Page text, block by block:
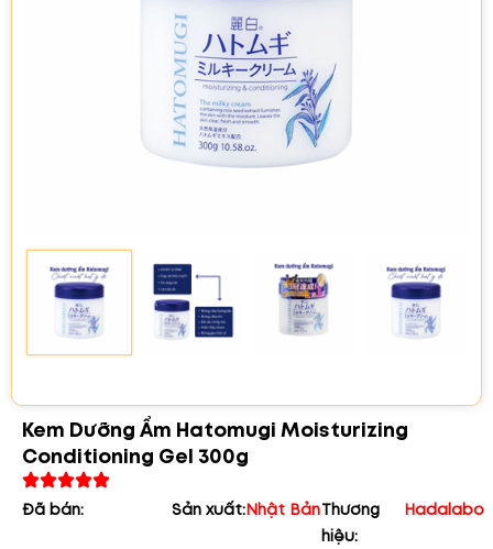
Kem Dưỡng Ẩm Hatomugi Moisturizing
Conditioning Gel 300g
Đã bán: Sản xuất:Nhật BảnThương
hiệu:
Hadalabo